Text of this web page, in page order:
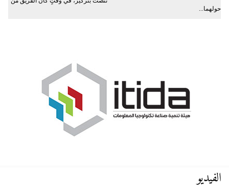
حولهما...
الفيديو